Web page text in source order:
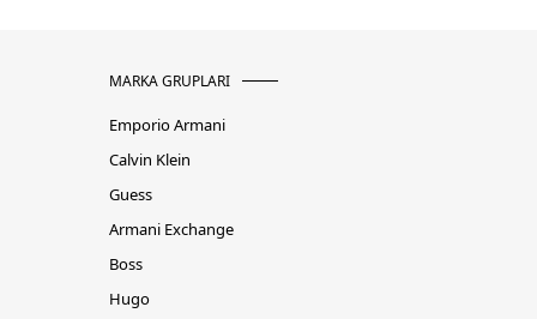
MARKA GRUPLARI
Emporio Armani
Calvin Klein
Guess
Armani Exchange
Boss
Hugo